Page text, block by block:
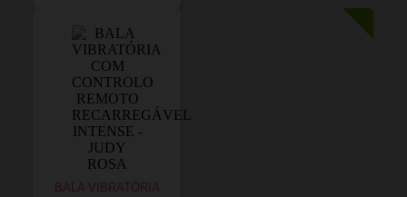
BALA VIBRATÓRIA